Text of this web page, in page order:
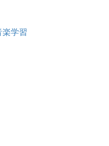
学習